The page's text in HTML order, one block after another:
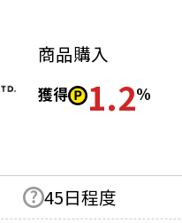
商品購入
獲得 1.2%
45日程度